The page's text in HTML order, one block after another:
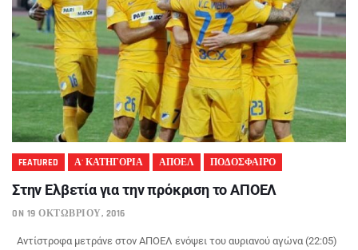
FEATURED Α' ΚΑΤΗΓΟΡΙΑ ΑΠΟΕΛ ΠΟΔΟΣΦΑΙΡΟ
Στην Ελβετία για την πρόκριση το ΑΠΟΕΛ
ON 19 ΟΚΤΩΒΡΊΟΥ, 2016
Αντίστροφα μετράνε στον ΑΠΟΕΛ ενόψει του αυριανού αγώνα (22:05)